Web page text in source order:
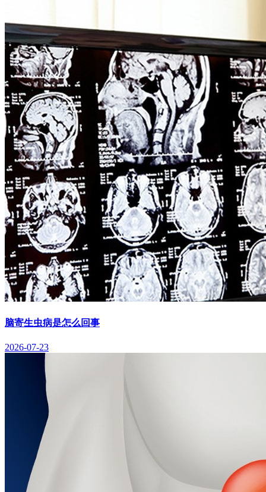
脑寄生虫病是怎么回事
2026-07-23